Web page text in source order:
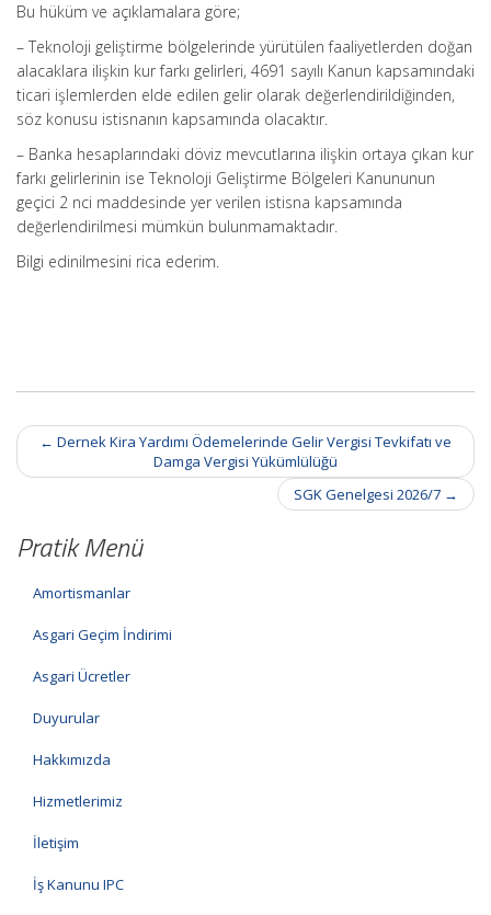
Bu hüküm ve açıklamalara göre;
– Teknoloji geliştirme bölgelerinde yürütülen faaliyetlerden doğan
alacaklara ilişkin kur farkı gelirleri, 4691 sayılı Kanun kapsamındaki
ticari işlemlerden elde edilen gelir olarak değerlendirildiğinden,
söz konusu istisnanın kapsamında olacaktır.
– Banka hesaplarındaki döviz mevcutlarına ilişkin ortaya çıkan kur
farkı gelirlerinin ise Teknoloji Geliştirme Bölgeleri Kanununun
geçici 2 nci maddesinde yer verilen istisna kapsamında
değerlendirilmesi mümkün bulunmamaktadır.
Bilgi edinilmesini rica ederim.
Post
navigation
← Dernek Kira Yardımı Ödemelerinde Gelir Vergisi Tevkifatı ve
Damga Vergisi Yükümlülüğü
SGK Genelgesi 2026/7 →
Pratik Menü
Amortismanlar
Asgari Geçim İndirimi
Asgari Ücretler
Duyurular
Hakkımızda
Hizmetlerimiz
İletişim
İş Kanunu IPC